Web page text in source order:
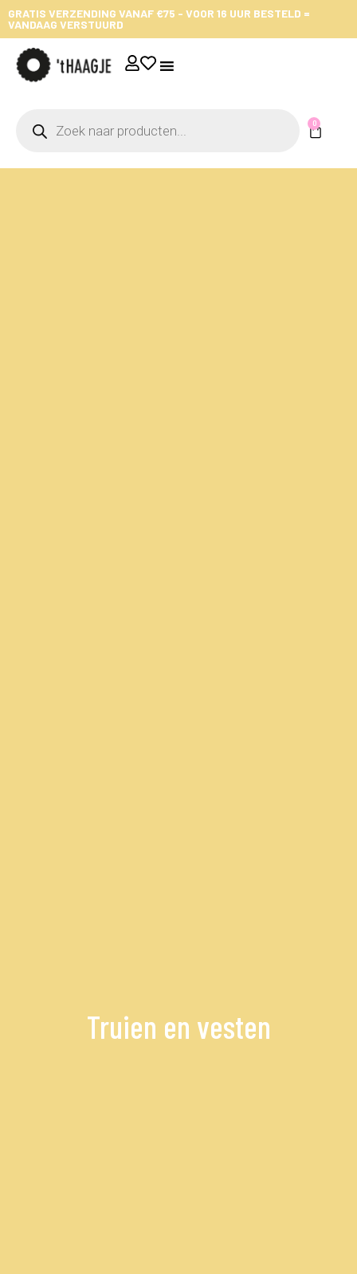
GRATIS VERZENDING VANAF €75 - VOOR 16 UUR BESTELD =
VANDAAG VERSTUURD
0
Truien en vesten